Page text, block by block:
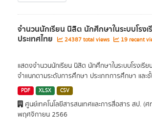
จำนวนนักเรียน นิสิต นักศึกษาในระบบโรง
ประเทศไทย 24387 total views 19 recent
แสดงจำนวนนักเรียน นิสิต นักศึกษาในระบบโรงเรีย
จำแนกตามระดับการศึกษา ประเภทการศึกษา และ
PDF XLSX CSV
ศูนย์เทคโนโลยีสารสนเทศและการสื่อสาร สป. (
พฤศจิกายน 2566